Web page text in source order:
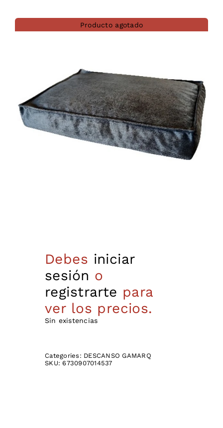
Antiparasitarios
Descanso
Super Ofertas
Producto agotado
Debes iniciar
sesión o
registrarte para
ver los precios.
Sin existencias
Categories: DESCANSO GAMARQ
SKU:6730907014537